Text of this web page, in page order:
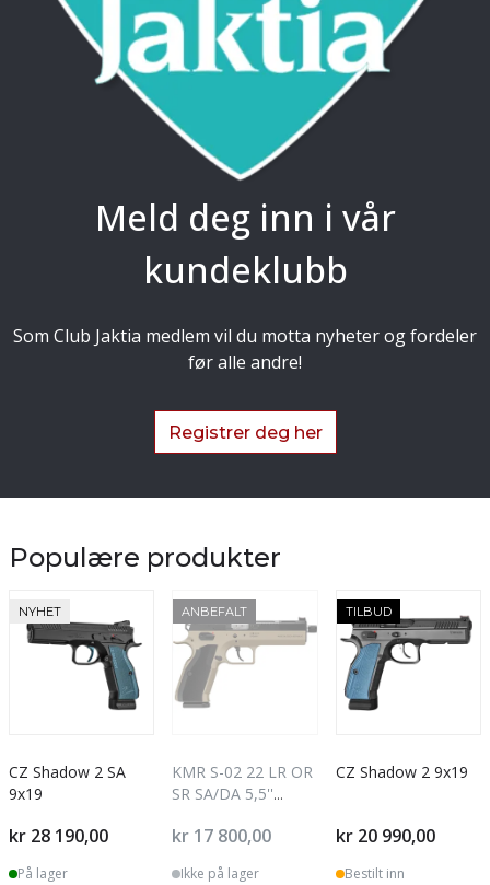
Meld deg inn i vår
kundeklubb
Som Club Jaktia medlem vil du motta nyheter og fordeler
før alle andre!
Registrer deg her
Populære produkter
NYHET
CZ Shadow 2 SA
9x19
kr 28 190,00
På lager
ANBEFALT
KMR S-02 22 LR OR
SR SA/DA 5,5''
kr 17 800,00
Ikke på lager
TILBUD
CZ Shadow 2 9x19
kr 20 990,00
Bestilt inn